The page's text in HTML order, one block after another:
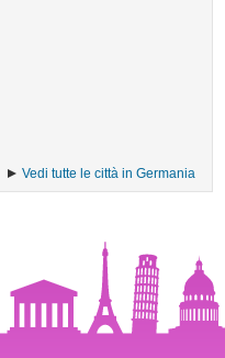
Vedi tutte le città in Germania